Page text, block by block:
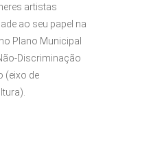
artistas
ao seu papel na
Plano Municipal
Discriminação
(eixo de